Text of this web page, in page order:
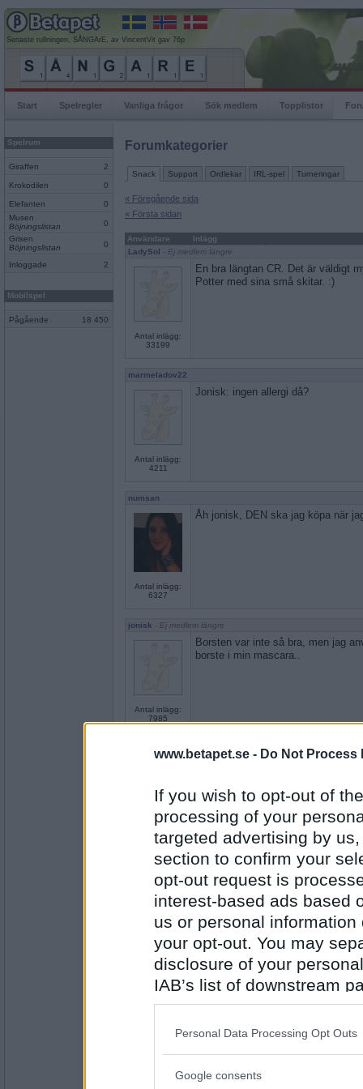
www.betapet.se - Do Not Process
If you wish to opt-out of
processing of your
targeted advertising by
section to confirm your
opt-out request is
interest-based ads based
us or personal
your opt-out. You may
disclosure of your
IAB’s list of downstream
also be disclosed by us
Downstream Participants
Please note that this
Personal Data Processing Opt Outs
Google consents
Senaste rullningen, SÅNGArE, av VincentVit gav 76p
Start Spelregler Vanliga frågor Sök medlem Topplistor
Spelrum
Giraffen 2
Krokodilen 0
Elefanten
0
Musen
Böjningslistan
0
Grisen
Böjningslistan
0
Inloggade 2
Mobilspel
Pågående 18 450
Forumkategorier
Snack Support Ordlekar IRL-spel Turneringar
« Föregående sida
« Första sidan
Användare
Inlägg
LadySol - Ej medlem längre
Antal inlägg:
33199
En bra längtan CR. Det är väldigt
Potter med sina små skitar. :)
marmeladov22
Antal inlägg:
4211
Jonisk: ingen allergi då?
numsan
Antal inlägg:
6327
Åh jonisk, DEN ska jag köpa när
jonisk - Ej medlem längre
Antal inlägg:
7985
Borsten var inte så bra, men jag
borste i min mascara..
- Ej medlem längre
Antal inlägg:
7985
4211
Så bra. Brukar inte ha besvär,
lite allergi.
Antal inlägg: